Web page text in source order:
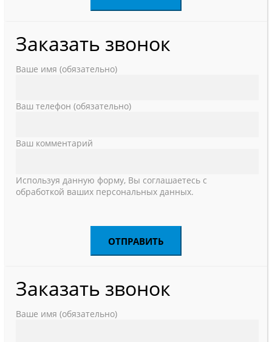
Заказать звонок
Ваше имя (обязательно)
Ваш телефон (обязательно)
Ваш комментарий
Используя данную форму, Вы соглашаетесь с
обработкой ваших персональных данных.
Заказать звонок
Ваше имя (обязательно)